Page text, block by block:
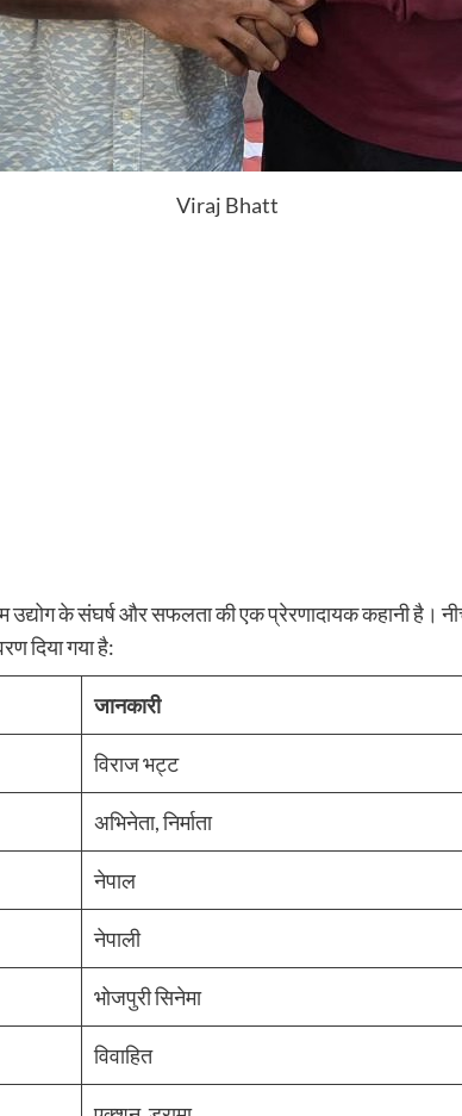
Viraj Bhatt
उद्योग के संघर्ष और सफलता की एक प्रेरणादायक कहानी है।
दिया गया है:
जानकारी
विराज भट्ट
अभिनेता, निर्माता
नेपाल
नेपाली
भोजपुरी सिनेमा
विवाहित